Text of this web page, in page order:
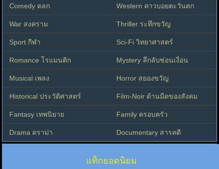
Comedy ตลก Western คาวบอยตะวันตก
War สงคราม Thriller ระทึกขวัญ
Sport กีฬา Sci-Fi วิทยาศาสตร์
Romance โรแมนติก Mystery ลึกลับซ่อนเงื่อน
Musical เพลง Horror สยองขวัญ
Historical ประวัติศาสตร์ Film-Noir ด้านมืดของสังคม
Fantasy เทพนิยาย Family ครอบครัว
Drama ดราม่า Documentary สารคดี
แท็กยอดนิยม